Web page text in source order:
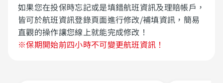
如果您在投保時忘記或是填錯航班資訊及理賠帳戶，
皆可於航班資訊登錄頁面進行修改/補填資訊，簡易
直觀的操作讓您線上就能完成修改！
※保期開始前四小時不可變更航班資訊！